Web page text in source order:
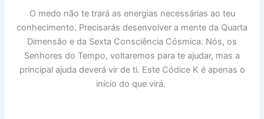
O medo não te trará as energias necessárias ao teu
conhecimento. Precisarás desenvolver a mente da Quarta
Dimensão e da Sexta Consciência Cósmica. Nós, os
Senhores do Tempo, voltaremos para te ajudar, mas a
principal ajuda deverá vir de ti. Este Códice K é apenas o
início do que virá.